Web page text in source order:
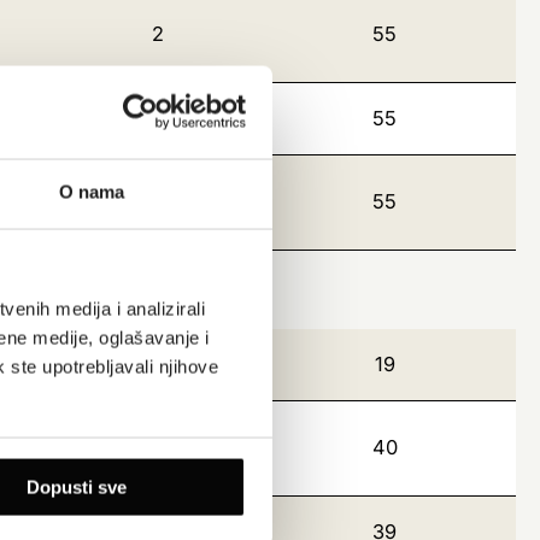
O nama
medija i analizirali
medije, oglašavanje i
ste upotrebljavali njihove
Dopusti sve
2 55
11 55
55
9 19
40
39